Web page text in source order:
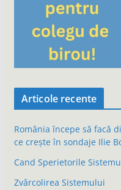
Articole recente
România începe să facă
ce crește în sondaje Ilie
Cand Sperietorile
Zvârcolirea Sistemului